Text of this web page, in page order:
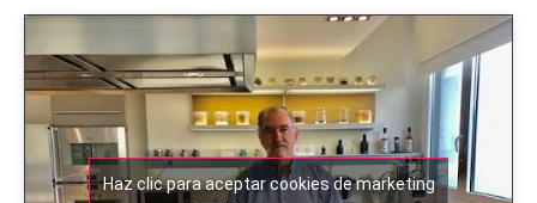
Haz clic para aceptar cookies de marketing